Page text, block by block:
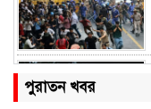
পুরাতন খবর